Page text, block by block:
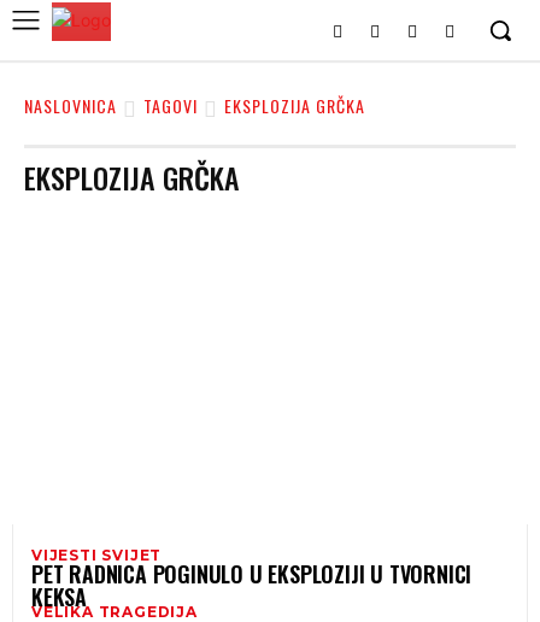
NASLOVNICA TAGOVI EKSPLOZIJA GRČKA
EKSPLOZIJA GRČKA
VIJESTI SVIJET
PET RADNICA POGINULO U EKSPLOZIJI U TVORNICI
KEKSA
VELIKA TRAGEDIJA